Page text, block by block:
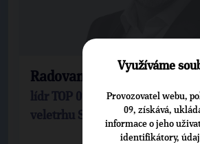
Radovan Auer
lídr TOP 09 v Olomouckém
veletrhu Svět knihy
Využíváme
Provozovatel webu,
09, získává,
informace o jeho
identifikátory,